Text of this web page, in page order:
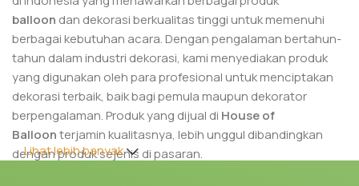
balloon dan dekorasi berkualitas tinggi untuk memenuhi
berbagai kebutuhan acara. Dengan pengalaman bertahun-
tahun dalam industri dekorasi, kami menyediakan produk
yang digunakan oleh para profesional untuk menciptakan
dekorasi terbaik, baik bagi pemula maupun dekorator
berpengalaman. Produk yang dijual di House of
Balloonterjamin kualitasnya, lebih unggul dibandingkan
dengan produk sejenis di pasaran.
Lihat lebih banyak